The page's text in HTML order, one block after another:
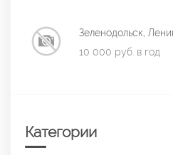
Зеленодольск,
10 000 руб. в год
Категории